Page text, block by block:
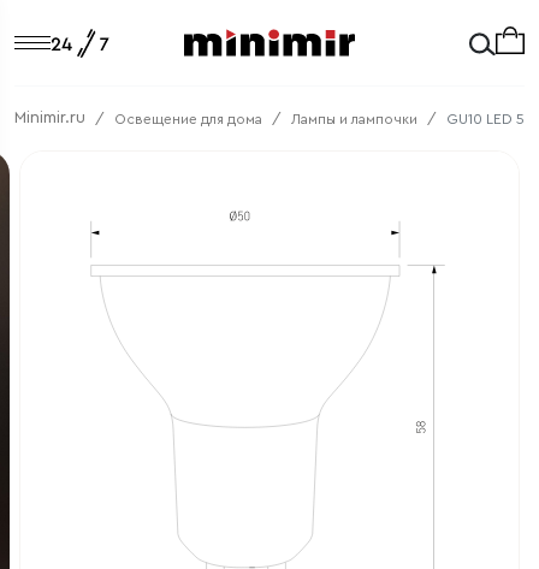
Minimir.ru Освещение для дома Лампы и лампочки GU10 LED